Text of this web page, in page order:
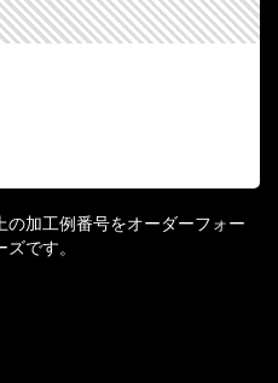
加工例番号をオーダーフォー
です。